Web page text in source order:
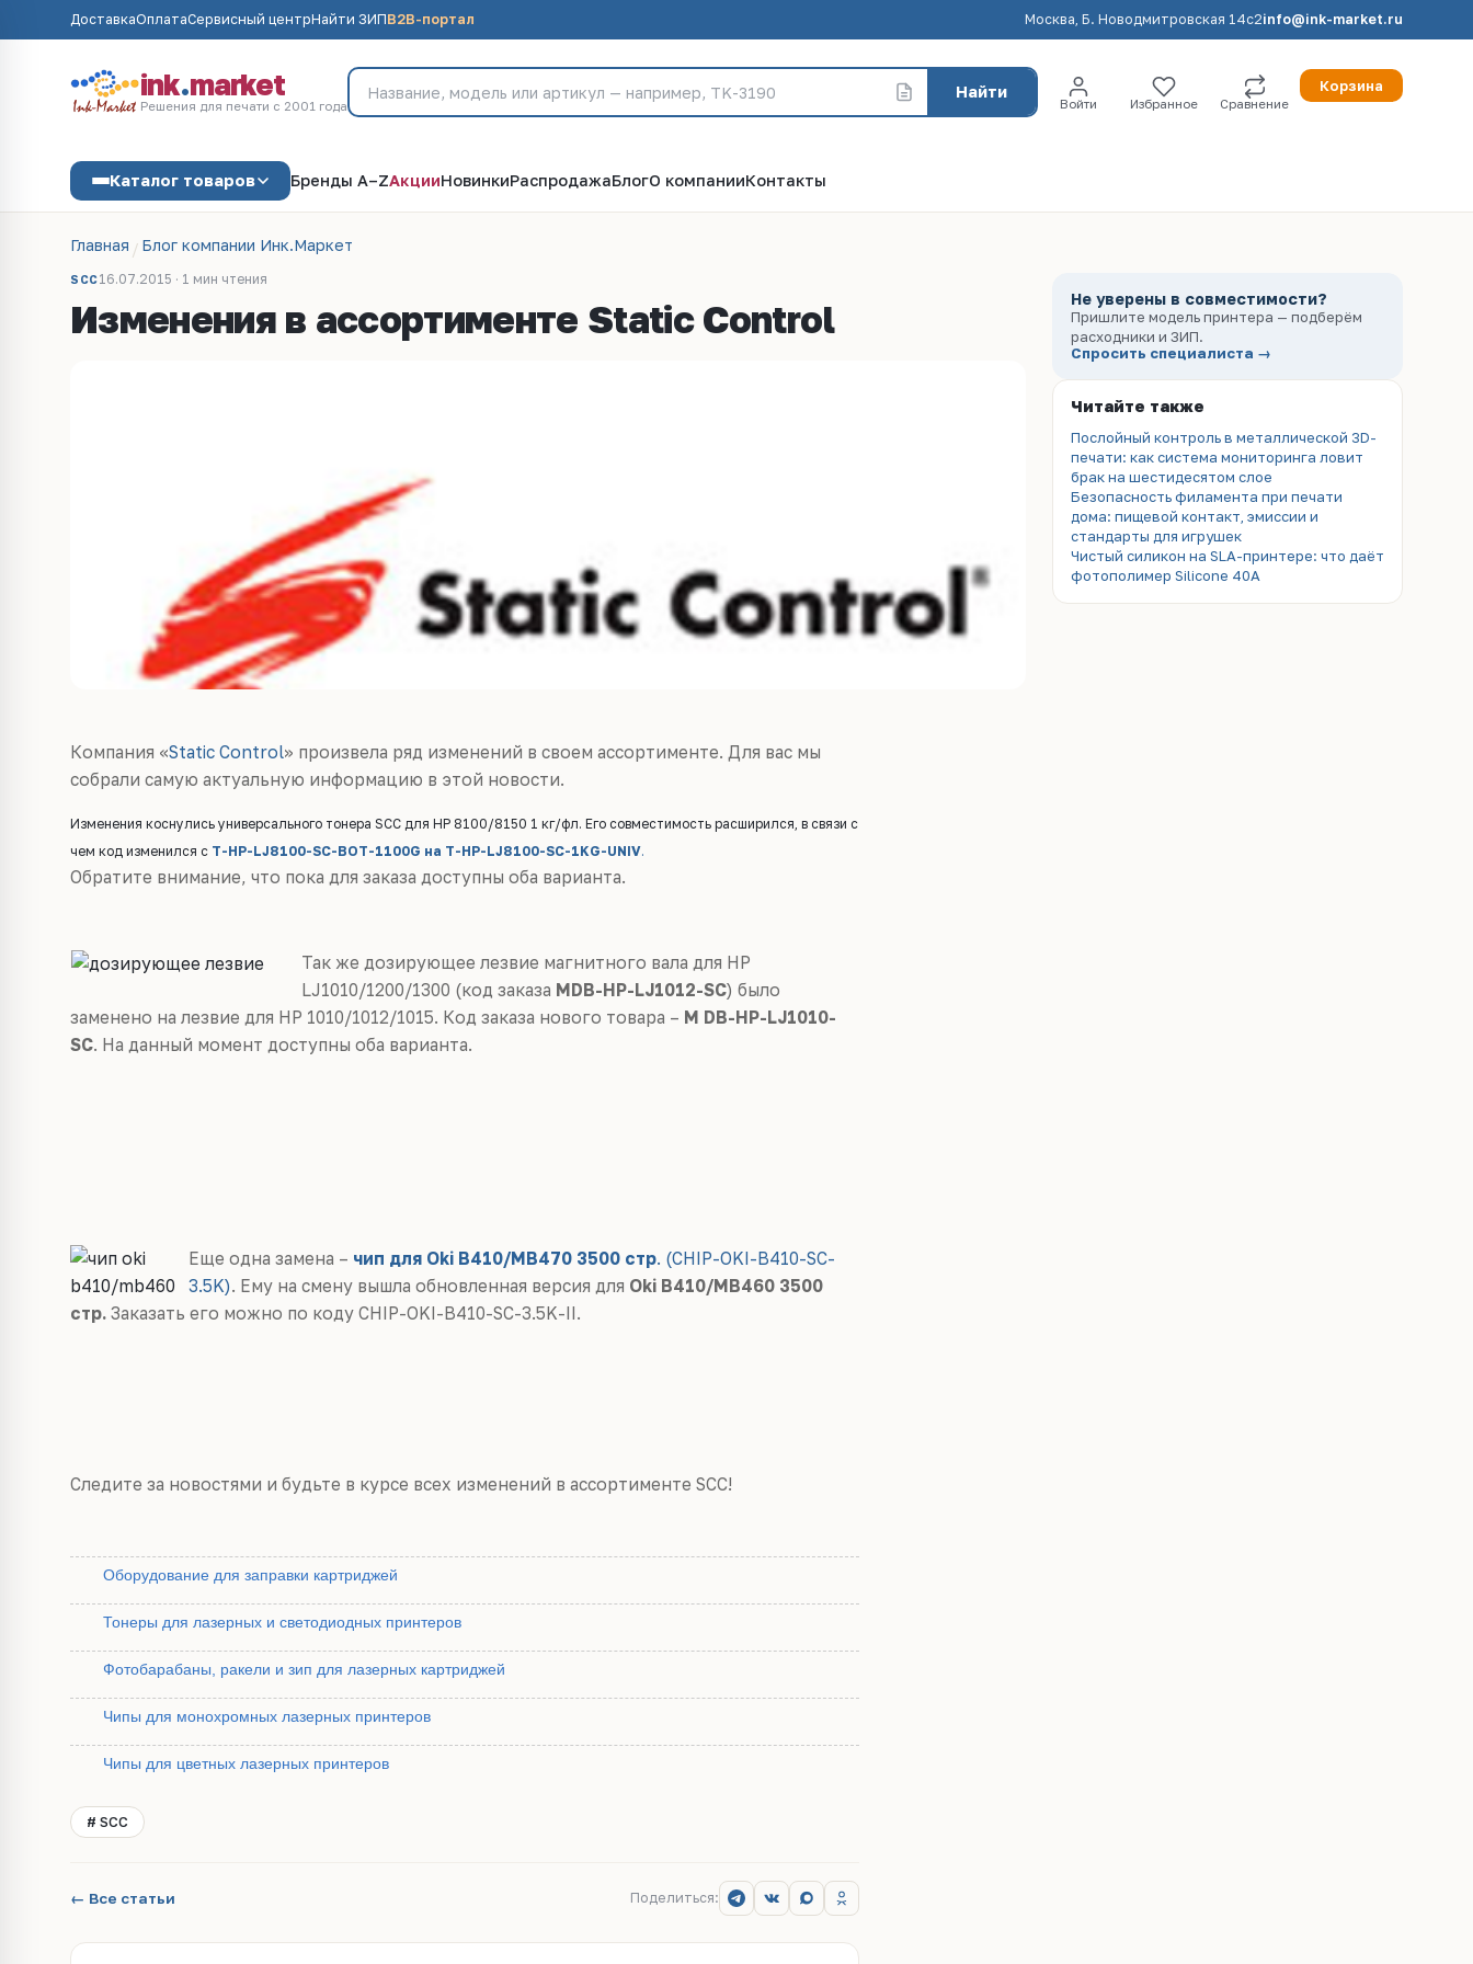
ДоставкаОплатаСервисный центрНайти ЗИПB2B-портал Москва, Б. Новодмитровская 14с2info@ink-market.ru
ink.market
Решения для печати с 2001 года
Найти
Войти Избранное Сравнение
Корзина
Каталог товаров Бренды A–ZАкцииНовинкиРаспродажаБлогО компанииКонтакты
Главная Блог компании Инк.Маркет
SCC16.07.2015 · 1 мин чтения
Изменения в ассортименте Static Control
Компания «Static Control» произвела ряд изменений в своем ассортименте. Для вас мы
собрали самую актуальную информацию в этой новости.
Изменения коснулись универсального тонера SCC для HP 8100/8150 1 кг/фл. Его совместимость расширился, в связи с
чем код изменился с T-HP-LJ8100-SC-BOT-1100G на T-HP-LJ8100-SC-1KG-UNIV.
Обратите внимание, что пока для заказа доступны оба варианта.
Так же дозирующее лезвие магнитного вала для HP
LJ1010/1200/1300 (код заказа MDB-HP-LJ1012-SC) было
заменено на лезвие для HP 1010/1012/1015. Код заказа нового товара – M DB-HP-LJ1010-
SC. На данный момент доступны оба варианта.
Еще одна замена – чип для Oki B410/MB470 3500 стр. (CHIP-OKI-B410-SC-
3.5K). Ему на смену вышла обновленная версия для Oki B410/MB460 3500
стр. Заказать его можно по коду CHIP-OKI-B410-SC-3.5K-II.
Следите за новостями и будьте в курсе всех изменений в ассортименте SCC!
Оборудование для заправки картриджей
Тонеры для лазерных и светодиодных принтеров
Фотобарабаны, ракели и зип для лазерных картриджей
Чипы для монохромных лазерных принтеров
Чипы для цветных лазерных принтеров
# SCC
← Все статьи Поделиться:
Не уверены в совместимости?
Пришлите модель принтера — подберём
расходники и ЗИП.
Спросить специалиста →
Читайте также
Послойный контроль в металлической 3D-
печати: как система мониторинга ловит
брак на шестидесятом слое
Безопасность филамента при печати
дома: пищевой контакт, эмиссии и
стандарты для игрушек
Чистый силикон на SLA-принтере: что даёт
фотополимер Silicone 40A